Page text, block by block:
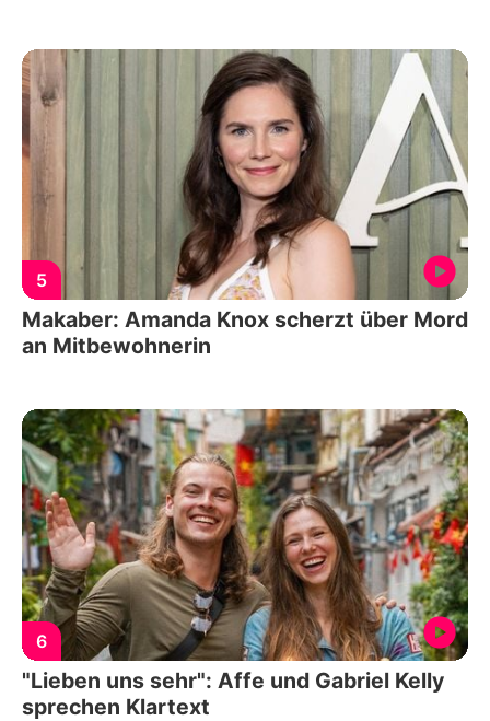
5
Makaber: Amanda Knox scherzt über Mord
an Mitbewohnerin
6
"Lieben uns sehr": Affe und Gabriel Kelly
sprechen Klartext